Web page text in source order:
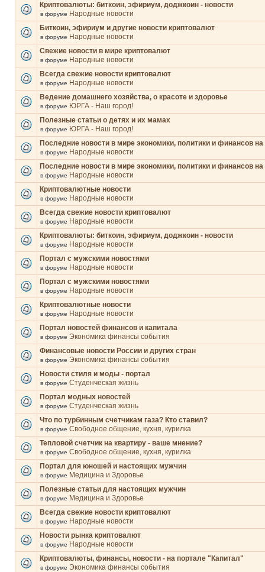
Криптовалюты: биткоин, эфириум, доджкоин - новости
в форуме Народные новости
Биткоин, эфириум и другие новости криптовалют
в форуме Народные новости
Свежие новости в мире криптовалют
в форуме Народные новости
Всегда свежие новости криптовалют
в форуме Народные новости
Ведение домашнего хозяйства, о красоте и здоровье
в форуме ЮРГА - Наш город!
Полезные статьи о детях и их мамах
в форуме ЮРГА - Наш город!
Последние новости в мире экономики, политики и финансов на
в форуме Народные новости
Последние новости в мире экономики, политики и финансов на
в форуме Народные новости
Криптовалютные новости
в форуме Народные новости
Всегда свежие новости криптовалют
в форуме Народные новости
Криптовалюты: биткоин, эфириум, доджкоин - новости
в форуме Народные новости
Портал с мужскими новостями
в форуме Народные новости
Портал с мужскими новостями
в форуме Народные новости
Криптовалютные новости
в форуме Народные новости
Портал новостей финансов и капитала
в форуме Экономика финансы события
Финансовые новости России и других стран
в форуме Экономика финансы события
Новости стиля и моды - портал
в форуме Студенческая жизнь
Портал модных новостей
в форуме Студенческая жизнь
Что по турбинным счетчикам газа? Кто ставил?
в форуме Свободное общение, кухня, курилка
Тепловой счетчик на квартиру - ваше мнение?
в форуме Свободное общение, кухня, курилка
Портал для юношей и настоящих мужчин
в форуме Медицина и Здоровье
Полезные статьи для настоящих мужчин
в форуме Медицина и Здоровье
Всегда свежие новости криптовалют
в форуме Народные новости
Новости рынка криптовалют
в форуме Народные новости
Криптовалюты, финансы, новости - на портале "Капитал"
в форуме Экономика финансы события